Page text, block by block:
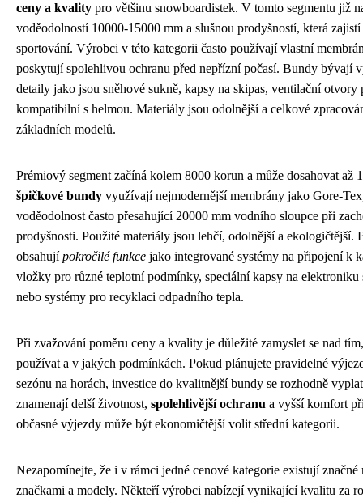
ceny a kvality pro většinu snowboardistek. V tomto segmentu již
voděodolností 10000-15000 mm a slušnou prodyšností, která
sportování. Výrobci v této kategorii často používají vlastní
poskytují spolehlivou ochranu před nepřízní počasí. Bundy bývají
detaily jako jsou sněhové sukně, kapsy na skipas, ventilační otvory
kompatibilní s helmou. Materiály jsou odolnější a celkové
základních modelů.
Prémiový segment začíná kolem 8000 korun a může dosahovat až
špičkové bundy využívají nejmodernější membrány jako Gore-
voděodolnost často přesahující 20000 mm vodního sloupce při
prodyšnosti. Použité materiály jsou lehčí, odolnější a ekologičtější.
obsahujípokročilé funkce jako integrované systémy na připojení k
vložky pro různé teplotní podmínky, speciální kapsy na
nebo systémy pro recyklaci odpadního tepla.
Při zvažování poměru ceny a kvality je důležité zamyslet se nad
používat a v jakých podmínkách. Pokud plánujete pravidelné
sezónu na horách, investice do kvalitnější bundy se rozhodně
znamenají delší životnost, spolehlivější ochranu a vyšší komfort
občasné výjezdy může být ekonomičtější volit střední kategorii.
Nezapomínejte, že i v rámci jedné cenové kategorie existují
značkami a modely. Někteří výrobci nabízejí vynikající kvalitu za